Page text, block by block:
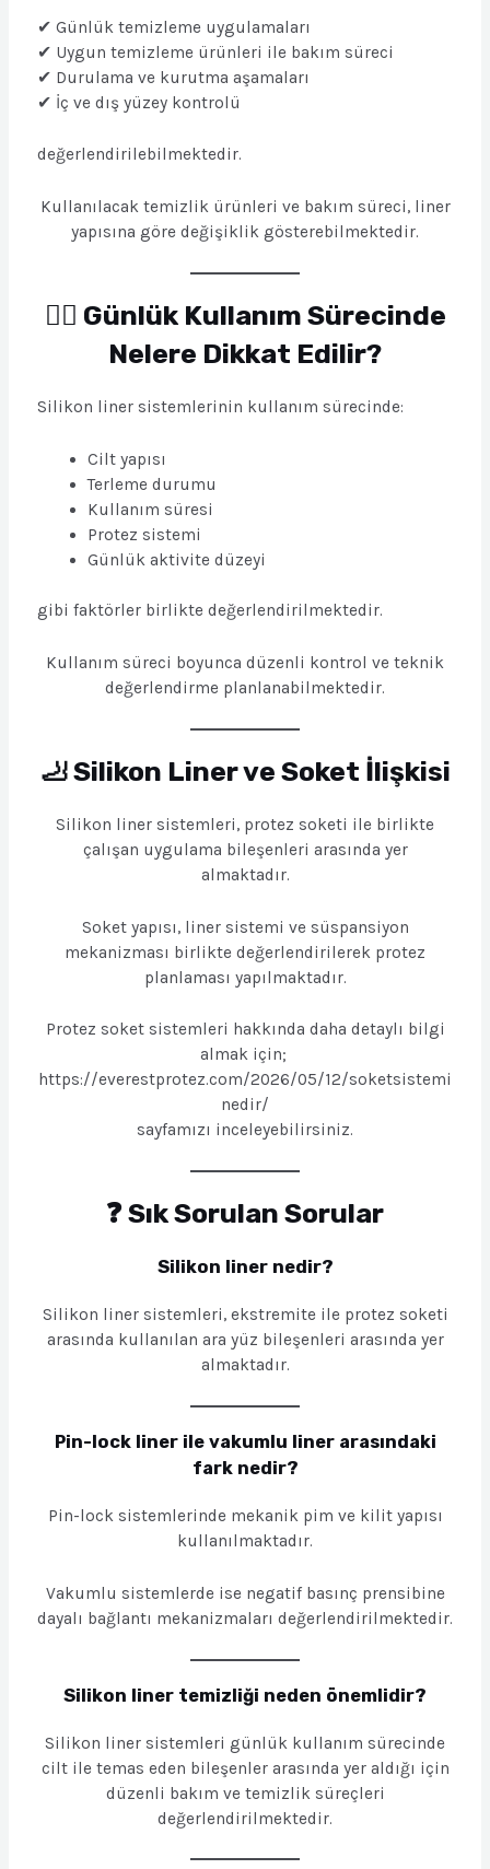
✔ Günlük temizleme uygulamaları
✔ Uygun temizleme ürünleri ile bakım süreci
✔ Durulama ve kurutma aşamaları
✔ İç ve dış yüzey kontrolü
değerlendirilebilmektedir.
Kullanılacak temizlik ürünleri ve bakım süreci, liner
yapısına göre değişiklik gösterebilmektedir.
🚶‍♂️ Günlük Kullanım Sürecinde
Nelere Dikkat Edilir?
Silikon liner sistemlerinin kullanım sürecinde:
Cilt yapısı
Terleme durumu
Kullanım süresi
Protez sistemi
Günlük aktivite düzeyi
gibi faktörler birlikte değerlendirilmektedir.
Kullanım süreci boyunca düzenli kontrol ve teknik
değerlendirme planlanabilmektedir.
🦶 Silikon Liner ve Soket İlişkisi
Silikon liner sistemleri, protez soketi ile birlikte
çalışan uygulama bileşenleri arasında yer
almaktadır.
Soket yapısı, liner sistemi ve süspansiyon
mekanizması birlikte değerlendirilerek protez
planlaması yapılmaktadır.
Protez soket sistemleri hakkında daha detaylı bilgi
almak için;
https://everestprotez.com/2026/05/12/soketsistemi
nedir/
sayfamızı inceleyebilirsiniz.
❓ Sık Sorulan Sorular
Silikon liner nedir?
Silikon liner sistemleri, ekstremite ile protez soketi
arasında kullanılan ara yüz bileşenleri arasında yer
almaktadır.
Pin-lock liner ile vakumlu liner arasındaki
fark nedir?
Pin-lock sistemlerinde mekanik pim ve kilit yapısı
kullanılmaktadır.
Vakumlu sistemlerde ise negatif basınç prensibine
dayalı bağlantı mekanizmaları değerlendirilmektedir.
Silikon liner temizliği neden önemlidir?
Silikon liner sistemleri günlük kullanım sürecinde
cilt ile temas eden bileşenler arasında yer aldığı için
düzenli bakım ve temizlik süreçleri
değerlendirilmektedir.